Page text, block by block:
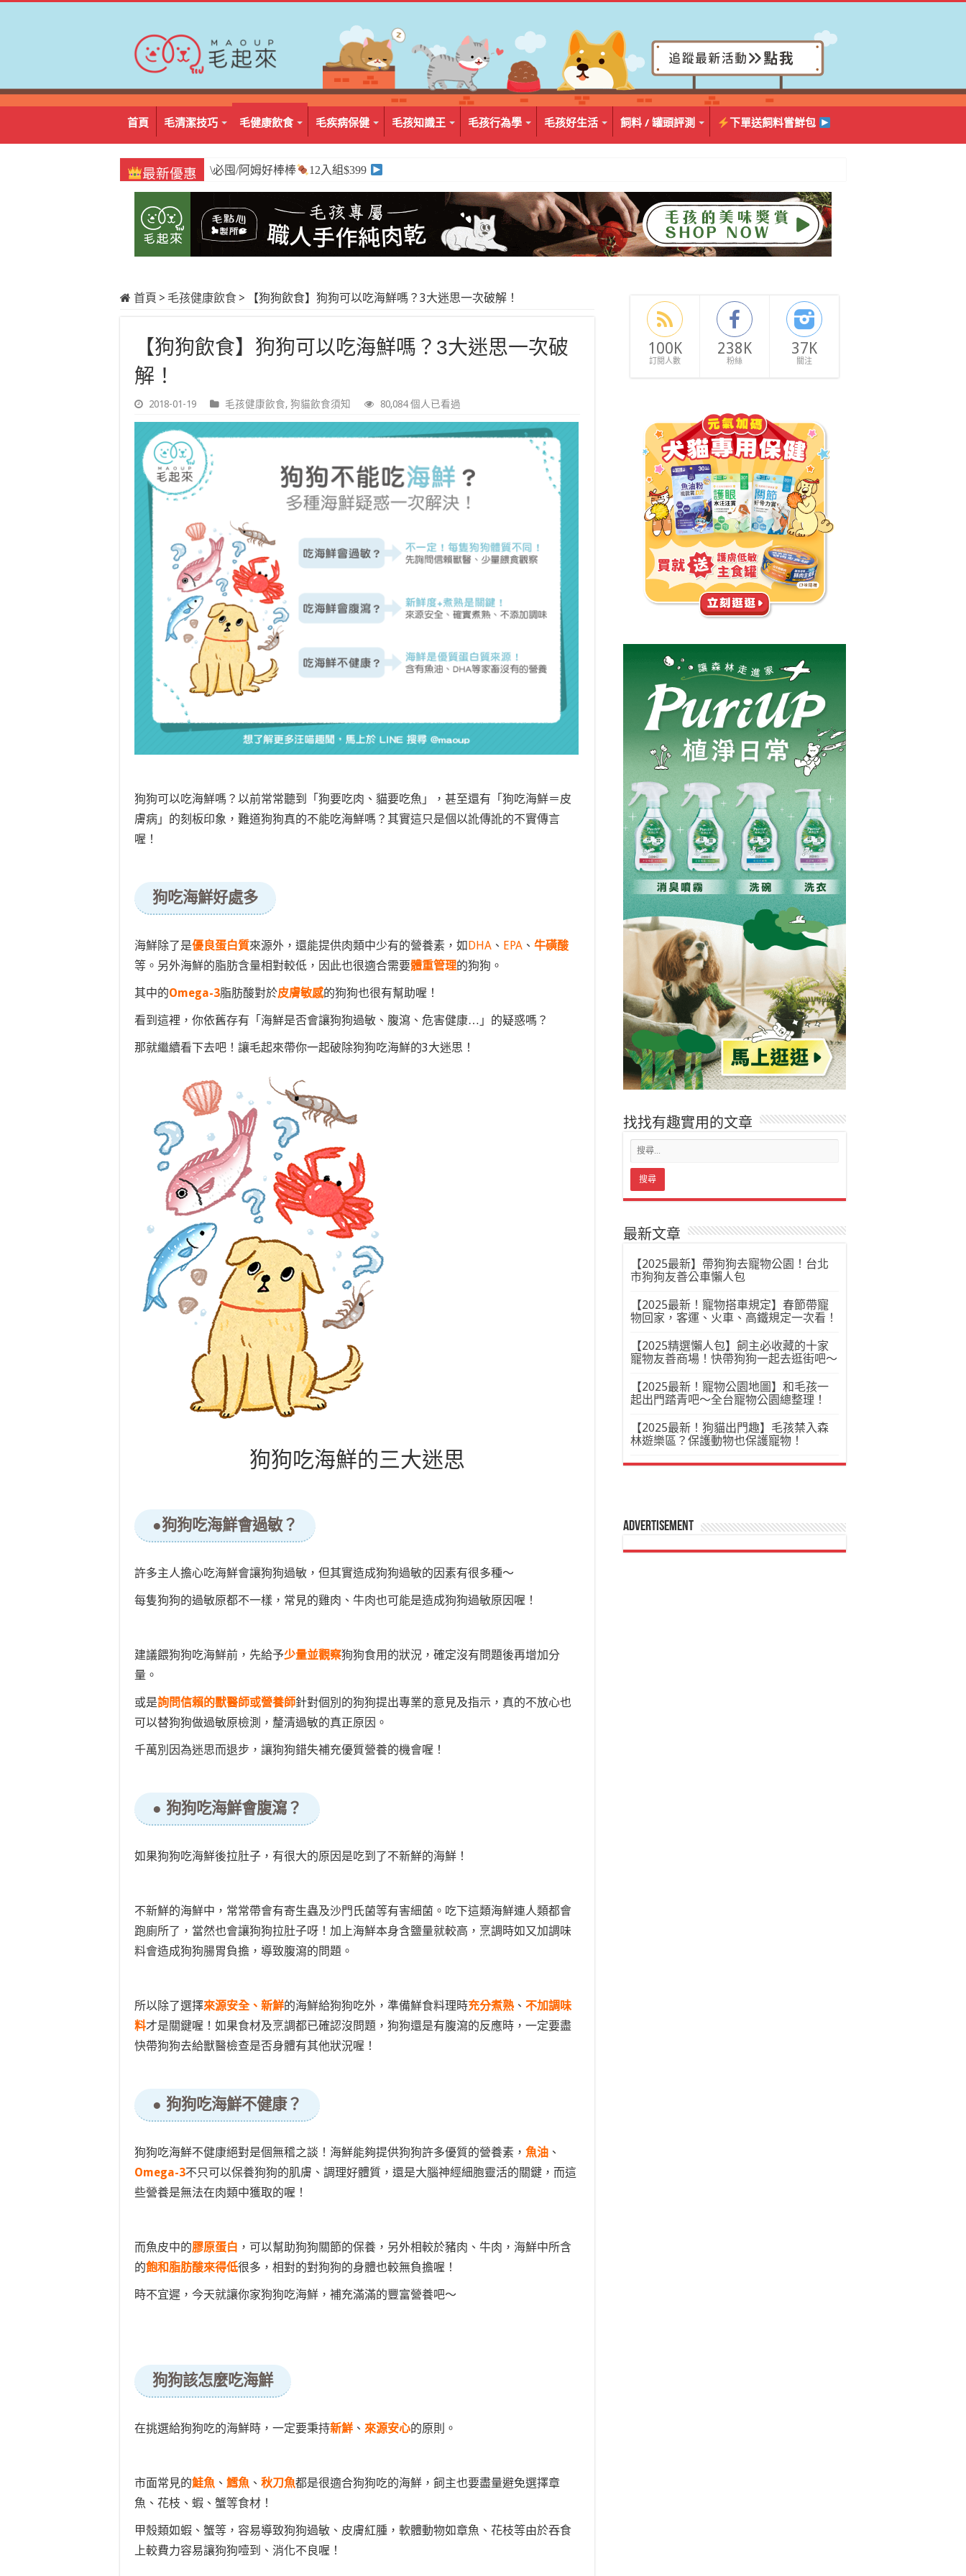
首頁 毛清潔技巧 毛健康飲食 毛疾病保健 毛孩知識王 毛孩行為學 毛孩好生活 飼料 / 罐頭評測 下單送飼料嘗鮮包
最新優惠 \必囤/阿姆好棒棒 12入組$399
首頁 > 毛孩健康飲食 > 【狗狗飲食】狗狗可以吃海鮮嗎？3大迷思一次破解！
【狗狗飲食】狗狗可以吃海鮮嗎？3大迷思一次破
解！
2018-01-19 毛孩健康飲食, 狗貓飲食須知 80,084 個人已看過
狗狗可以吃海鮮嗎？以前常常聽到「狗要吃肉、貓要吃魚」，甚至還有「狗吃海鮮＝皮
膚病」的刻板印象，難道狗狗真的不能吃海鮮嗎？其實這只是個以訛傳訛的不實傳言
喔！
狗吃海鮮好處多
海鮮除了是優良蛋白質來源外，還能提供肉類中少有的營養素，如 DHA 、 EPA 、 牛磺酸
等 。 另外海鮮的脂肪含量相對較低，因此也很適合需要體重管理的狗狗 。
其中的Omega-3脂肪酸對於皮膚敏感的狗狗也很有幫助喔 ！
看到這裡，你依舊存有「海鮮是否會讓狗狗過敏、腹瀉、危害健康…」的疑惑嗎？
那就繼續看下去吧！讓毛起來帶你一起破除狗狗吃海鮮的3大迷思！
狗狗吃海鮮的三大迷思
●狗狗吃海鮮會過敏？
許多主人擔心吃海鮮會讓狗狗過敏，但其實造成狗狗過敏的因素有很多種～
每隻狗狗的過敏原都不一樣，常見的雞肉、牛肉也可能是造成狗狗過敏原因喔！
建議餵狗狗吃海鮮前，先給予少量並觀察狗狗食用的狀況，確定沒有問題後再增加分
量。
或是詢問信賴的獸醫師或營養師針對個別的狗狗提出專業的意見及指示 ，真的不放心也
可以替狗狗做過敏原檢測，釐清過敏的真正原因。
千萬別因為迷思而退步，讓狗狗錯失補充優質營養的機會喔！
● 狗狗吃海鮮會腹瀉？
如果狗狗吃海鮮後拉肚子，有很大的原因是吃到了不新鮮的海鮮！
不新鮮的海鮮中，常常帶會有寄生蟲及沙門氏菌等有害細菌。吃下這類海鮮連人類都會
跑廁所了，當然也會讓狗狗拉肚子呀！加上海鮮本身含鹽量就較高，烹調時如又加調味
料會造成狗狗腸胃負擔，導致腹瀉的問題。
所以除了選擇來源安全、新鮮的海鮮給狗狗吃外，準備鮮食料理時充分煮熟、 不加調味
料才是關鍵喔！如果食材及烹調都已確認沒問題，狗狗還是有腹瀉的反應時，一定要盡
快帶狗狗去給獸醫檢查是否身體有其他狀況喔！
● 狗狗吃海鮮不健康？
狗狗吃海鮮不健康絕對是個無稽之談！海鮮能夠提供狗狗許多優質的營養素， 魚油 、
Omega-3不只可以保養狗狗的肌膚、調理好體質，還是大腦神經細胞靈活的關鍵，而這
些營養是無法在肉類中獲取的喔！
而魚皮中的膠原蛋白 ，可以幫助狗狗關節的保養，另外相較於豬肉、牛肉，海鮮中所含
的飽和脂肪酸來得低很多，相對的對狗狗的身體也較無負擔喔！
時不宜遲，今天就讓你家狗狗吃海鮮，補充滿滿的豐富營養吧～
狗狗該怎麼吃海鮮
在挑選給狗狗吃的海鮮時 ，一定要秉持新鮮 、 來源安心的原則。
市面常見的鮭魚 、 鱈魚 、 秋刀魚都是很適合狗狗吃的海鮮，飼主也要盡量避免選擇章
魚、花枝、蝦、蟹等食材！
甲殼類如蝦、蟹等，容易導致狗狗過敏、皮膚紅腫，軟體動物如章魚、花枝等由於吞食
上較費力容易讓狗狗噎到、消化不良喔！
100K
訂閱人數
238K
粉絲
37K
關注
找找有趣實用的文章
最新文章
【2025最新】帶狗狗去寵物公園！台北
市狗狗友善公車懶人包
【2025最新！寵物搭車規定】春節帶寵
物回家，客運、火車、高鐵規定一次看！
【2025精選懶人包】飼主必收藏的十家
寵物友善商場！快帶狗狗一起去逛街吧～
【2025最新！寵物公園地圖】和毛孩一
起出門踏青吧～全台寵物公園總整理！
【2025最新！狗貓出門趣】毛孩禁入森
林遊樂區？保護動物也保護寵物！
Advertisement